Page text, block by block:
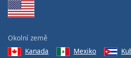
Okolní země
Kanada
Mexiko